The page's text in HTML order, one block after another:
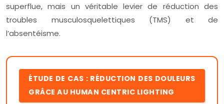
superflue, mais un véritable levier de réduction des
troubles musculosquelettiques (TMS) et de
l’absentéisme.
ÉTUDE DE CAS : RÉDUCTION DES DOULEURS
GRÂCE AU HUMAN CENTRIC LIGHTING